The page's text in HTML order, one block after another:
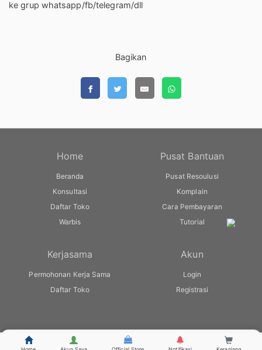
ke grup whatsapp/fb/telegram/dll
Bagikan
Home
Beranda
Konsultasi
Daftar Toko
Warbis
Pusat Bantuan
Pusat Resoulusi
Komplain
Cara Pembayaran
Tutorial
Kerjasama
Permohonan Kerja Sama
Daftar Toko
Akun
Login
Registrasi
© warbis.id